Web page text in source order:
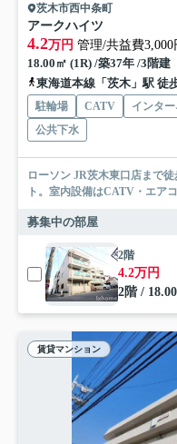
茨木市西中条町
アークハイツ
4.2万円 管理/共益費3,000
18.00㎡ (1R) /築37年 /3階建
東海道本線「茨木」駅 徒
駐輪場 CATV インタ
公共下水
ローソン JR茨木東口店まで
ト。室内設備はCATV・エア
募集中の部屋
2階
4.2万円
2階 /
賃貸マンション